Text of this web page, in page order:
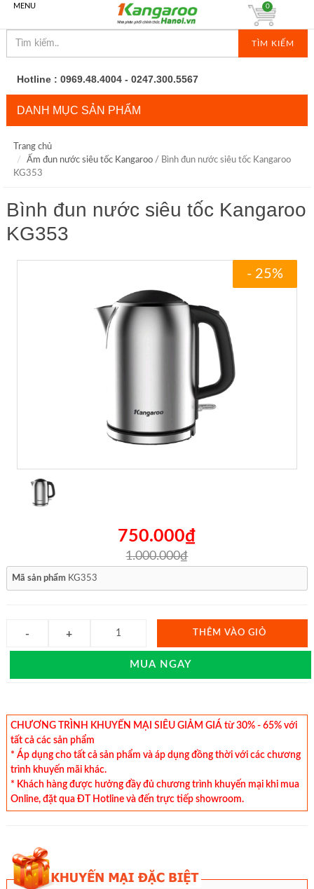
MENU
TÌM KIẾM
0
Hotline : 0969.48.4004 - 0247.300.5567
DANH MỤC SẢN PHẨM
Trang chủ
Ấm đun nước siêu tốc Kangaroo/ Bình đun nước siêu tốc Kangaroo
KG353
Bình đun nước siêu tốc Kangaroo
KG353
- 25%
750.000₫
1.000.000₫
Mã sản phẩm KG353
THÊM VÀO GIỎ
MUA NGAY
CHƯƠNG TRÌNH KHUYẾN MẠI SIÊU GIẢM GIÁ từ 30% - 65% với
tất cả các sản phẩm
* Áp dụng cho tất cả sản phẩm và áp dụng đồng thời với các chương
trình khuyến mãi khác.
* Khách hàng được hưởng đầy đủ chương trình khuyến mại khi mua
Online, đặt qua ĐT Hotline và đến trực tiếp showroom.